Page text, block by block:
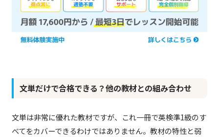
文単だけで合格できる？他の教材との組み合わせ
文単は非常に優れた教材ですが、これ一冊で英検準1級のす
べてをカバーできるわけではありません。教材の特性と弱